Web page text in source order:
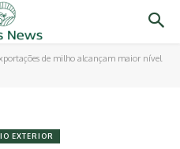
de milho alcançam maior nível
EXTERIOR